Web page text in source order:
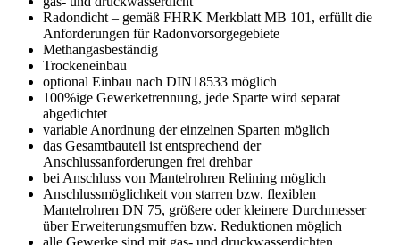
Radondicht – gemäß FHRK Merkblatt MB 101, erfüllt die
Anforderungen für Radonvorsorgegebiete
Methangasbeständig
Trockeneinbau
optional Einbau nach DIN18533 möglich
100%ige Gewerketrennung, jede Sparte wird separat
abgedichtet
variable Anordnung der einzelnen Sparten möglich
das Gesamtbauteil ist entsprechend der
Anschlussanforderungen frei drehbar
bei Anschluss von Mantelrohren Relining möglich
Anschlussmöglichkeit von starren bzw. flexiblen
Mantelrohren DN 75, größere oder kleinere Durchmesser
über Erweiterungsmuffen bzw. Reduktionen möglich
alle Gewerke sind mit gas- und druckwasserdichten